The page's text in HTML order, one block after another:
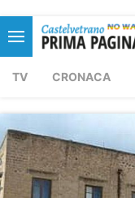
TV CRONACA